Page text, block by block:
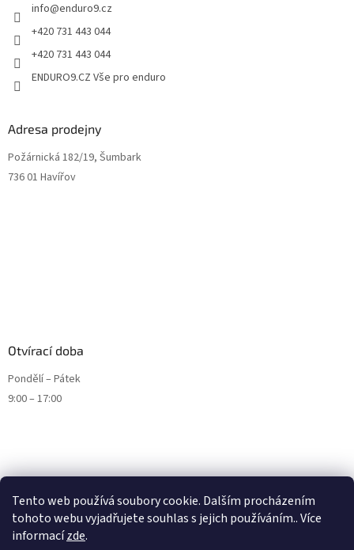
Tento web používá soubory cookie. Dalším procházením
tohoto webu vyjadřujete souhlas s jejich používáním.. Více
informacízde.
info@enduro9.cz
+420 731 443 044
+420 731 443 044
ENDURO9.CZ Vše pro enduro
Adresa prodejny
Požárnická 182/19, Šumbark
736 01 Havířov
Otvírací doba
Pondělí – Pátek
9:00 – 17:00